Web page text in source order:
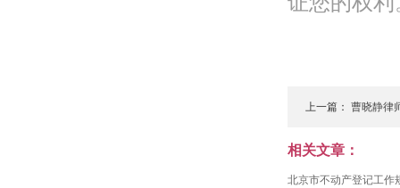
上一篇： 曹晓静律
涉...
相关文章：
北京市不动产登记工作